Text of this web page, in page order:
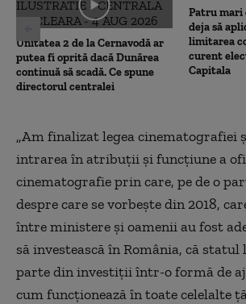
Unitatea 2 de la Cernavodă ar
putea fi oprită dacă Dunărea
continuă să scadă. Ce spune
directorul centralei
Patru mari
deja să
limitarea
curent
Capitala
„Am finalizat legea cinematografiei
intrarea în atribuții și funcțiune a
cinematografie prin care, pe de o
despre care se vorbește din 2018,
între ministere și oamenii au fost
să investească în România, că
parte din investiții într-o formă de
cum funcționează în toate celelalte